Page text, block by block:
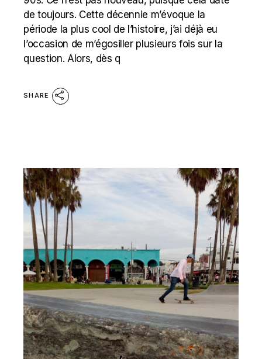
de toujours. Cette décennie m’évoque la
période la plus cool de l’histoire, j’ai déjà eu
l’occasion de m’égosiller plusieurs fois sur la
question. Alors, dès q
SHARE